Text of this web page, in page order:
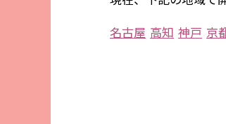
名古屋 高知 神戸 京